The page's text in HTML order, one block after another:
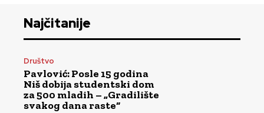
Najčitanije
Društvo
Pavlović: Posle 15 godina
Niš dobija studentski dom
za 500 mladih – „Gradilište
svakog dana raste“